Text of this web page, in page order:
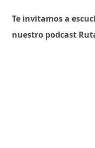
Te invitamos a
nuestro podcast